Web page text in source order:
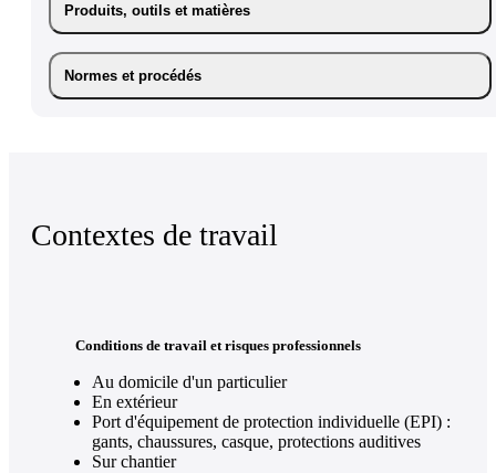
Produits, outils et matières
Normes et procédés
Contextes de travail
Conditions de travail et risques professionnels
Au domicile d'un particulier
En extérieur
Port d'équipement de protection individuelle (EPI) :
gants, chaussures, casque, protections auditives
Sur chantier